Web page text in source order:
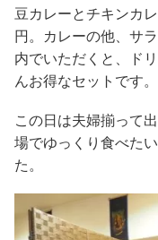
豆カレーとチキンカ
円。カレーの他、サ
内でいただくと、ド
んお得なセットです。
この日は夫婦揃って
場でゆっくり食べた
た。